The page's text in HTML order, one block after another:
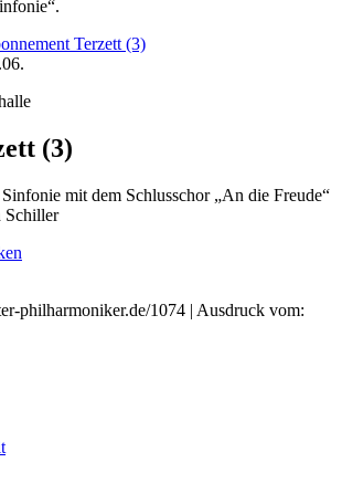
Terzett (3)
(3)
mit dem Schlusschor „An die Freude“
Schiller
philharmoniker.de/1074 | Ausdruck vom: